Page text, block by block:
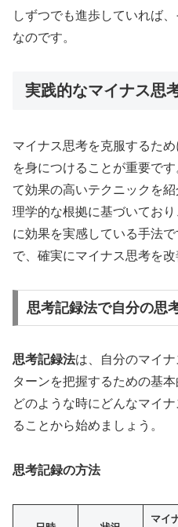
しずつでも進歩していれば
なのです。
実践的なマイナス思
マイナス思考を克服するた
を身につけることが重要で
て効果の高いテクニックを
理学的な根拠に基づいてお
に効果を実感している手法
で、確実にマイナス思考を改
思考記録法で自分の思
思考記録法は、自分のマイ
ターンを把握するための基
どのような時にどんなマイ
ることから始めましょう。
思考記録の方法
マイ